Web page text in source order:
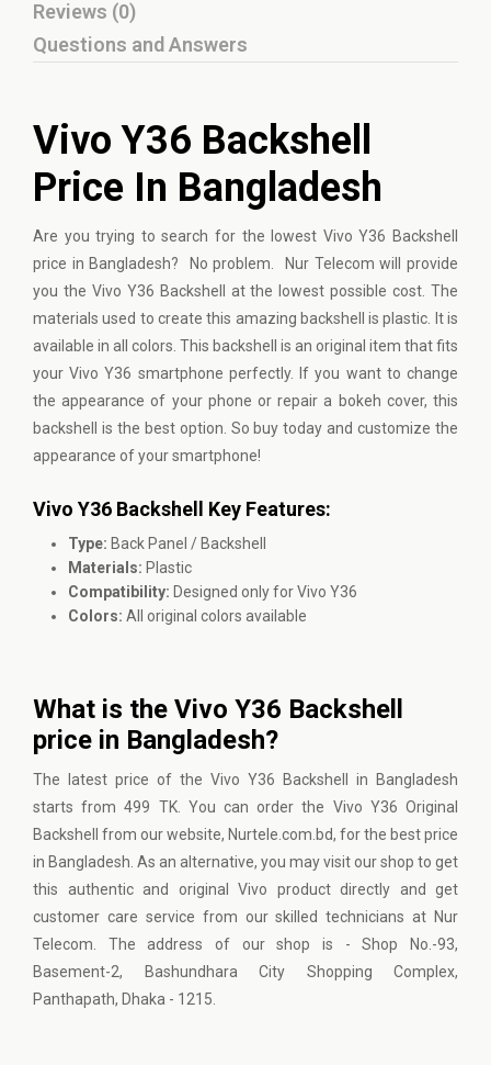
Reviews (0)
Questions and Answers
Vivo Y36 Backshell
Price In Bangladesh
Are you trying to search for the lowest Vivo Y36 Backshell
price in Bangladesh? No problem. Nur Telecom will provide
you the Vivo Y36 Backshell at the lowest possible cost. The
materials used to create this amazing backshell is plastic. It is
available in all colors. This backshell is an original item that fits
your Vivo Y36 smartphone perfectly. If you want to change
the appearance of your phone or repair a bokeh cover, this
backshell is the best option. So buy today and customize the
appearance of your smartphone!
Vivo Y36 Backshell Key Features:
Type: Back Panel / Backshell
Materials: Plastic
Compatibility: Designed only for Vivo Y36
Colors: All original colors available
What is the Vivo Y36 Backshell
price in Bangladesh?
The latest price of the Vivo Y36 Backshell in Bangladesh
starts from 499 TK. You can order the Vivo Y36 Original
Backshell from our website, Nurtele.com.bd, for the best price
in Bangladesh. As an alternative, you may visit our shop to get
this authentic and original Vivo product directly and get
customer care service from our skilled technicians at Nur
Telecom. The address of our shop is - Shop No.-93,
Basement-2, Bashundhara City Shopping Complex,
Panthapath, Dhaka - 1215.